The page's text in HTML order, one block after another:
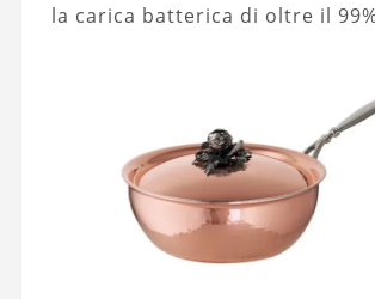
la carica batterica di oltre il